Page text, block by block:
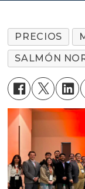
PRECIOS
SALMÓN